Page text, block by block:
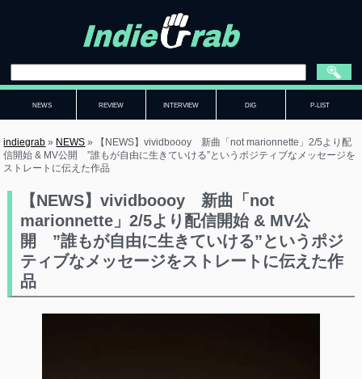
NEWS REVIEW INTERVIEW DIG P-LIST
indiegrab » NEWS »
【NEWS】vividboooy 新曲「not marionnette」2/5より配
信開始 & MV公開 ”誰もが自由に生きていける”というポジティブなメッセージを
ストレートに伝えた作品
【NEWS】vividboooy 新曲「not
marionnette」2/5より配信開始 & MV公
開 ”誰もが自由に生きていける”というポジ
ティブなメッセージをストレートに伝えた作
品